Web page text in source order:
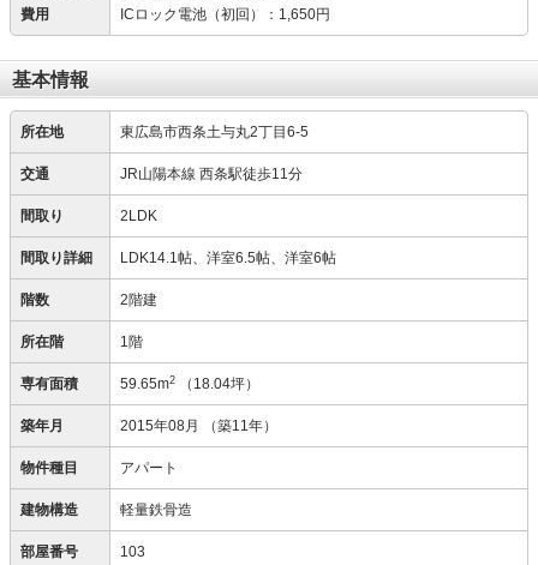
費用
ICロック電池（初回）
： 1,650円
基本情報
所在地 東広島市西条土与丸2丁目6-5
交通 JR山陽本線 西条駅徒歩11分
間取り 2LDK
間取り詳細 LDK14.1帖、洋室6.5帖、洋室6帖
階数 2階建
所在階 1階
専有面積 59.65m2 （18.04坪）
築年月 2015年08月 （築11年）
物件種目 アパート
建物構造 軽量鉄骨造
部屋番号 103